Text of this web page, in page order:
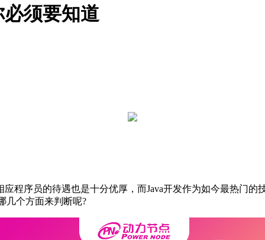
须要知道
程序员的待遇也是十分优厚，而Java开发作为如今最热门的
几个方面来判断呢?